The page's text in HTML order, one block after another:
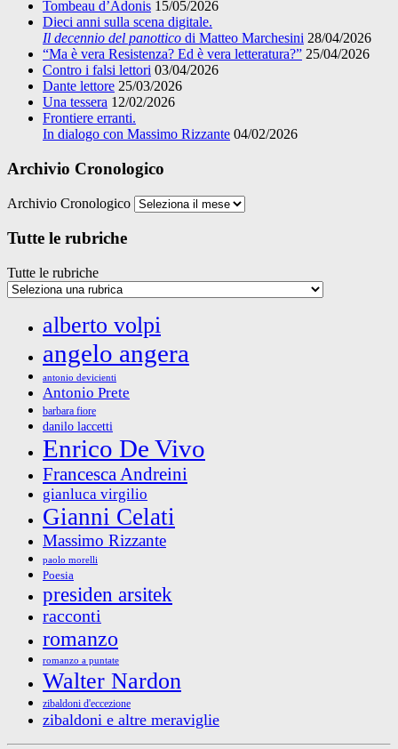
Tombeau d’Adonis 15/05/2026
Dieci anni sulla scena digitale.
Il decennio del panottico di Matteo Marchesini 28/04/2026
“Ma è vera Resistenza? Ed è vera letteratura?” 25/04/2026
Contro i falsi lettori 03/04/2026
Dante lettore 25/03/2026
Una tessera 12/02/2026
Frontiere erranti.
In dialogo con Massimo Rizzante 04/02/2026
Archivio Cronologico
Archivio Cronologico
Tutte le rubriche
Tutte le rubriche
alberto volpi
angelo angera
antonio devicienti
Antonio Prete
barbara fiore
danilo laccetti
Enrico De Vivo
Francesca Andreini
gianluca virgilio
Gianni Celati
Massimo Rizzante
paolo morelli
Poesia
presiden arsitek
racconti
romanzo
romanzo a puntate
Walter Nardon
zibaldoni d'eccezione
zibaldoni e altre meraviglie